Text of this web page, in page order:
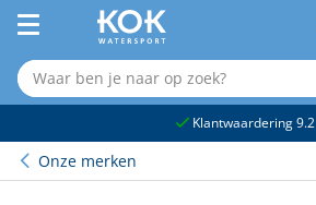
Klantwaardering 9.2
Onze merken